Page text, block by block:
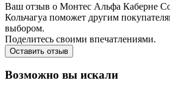
Ваш отзыв о Монтес Альфа Каберне
Кольчагуа поможет другим
выбором.
Поделитесь своими впечатлениями.
Оставить отзыв
Возможно вы искали